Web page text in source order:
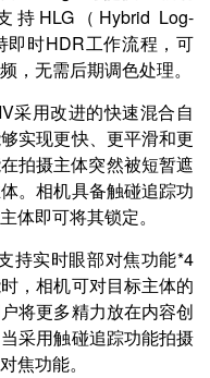
HLG（Hybrid Log-
即时HDR工作流程，可
，无需后期调色处理。
采用改进的快速混合自
实现更快、更平滑和更
拍摄主体突然被短暂遮
。相机具备触碰追踪功
体即可将其锁定。
持实时眼部对焦功能*4
，相机可对目标主体的
将更多精力放在内容创
采用触碰追踪功能拍摄
焦功能。